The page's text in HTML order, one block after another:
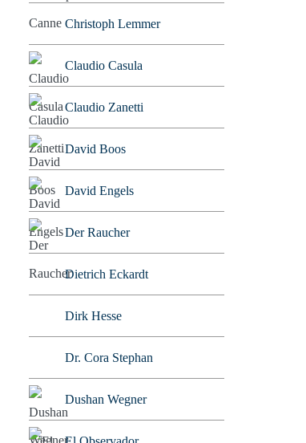
Christoph Lemmer
Claudio Casula
Claudio Zanetti
David Boos
David Engels
Der Raucher
Dietrich Eckardt
Dirk Hesse
Dr. Cora Stephan
Dushan Wegner